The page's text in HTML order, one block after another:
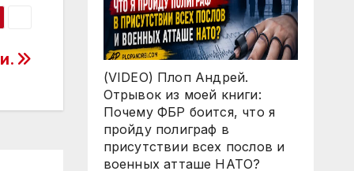
(VIDEO) Плоп Андрей.
Отрывок из моей книги:
Почему ФБР боится, что я
пройду полиграф в
присутствии всех послов и
военных атташе НАТО?